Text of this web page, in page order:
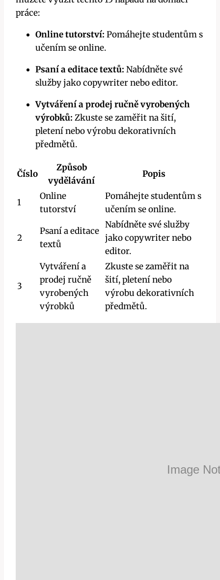
práce:
Online tutorství: Pomáhejte studentům s
učením se online.
Psaní a editace textů: Nabídněte své
služby jako copywriter nebo editor.
Vytváření a prodej ručně vyrobených
výrobků: Zkuste se zaměřit na šití,
pletení nebo výrobu dekorativních
předmětů.
Číslo
Způsob
vydělávání
Popis
1
Online
tutorství
Pomáhejte studentům s
učením se online.
2
Psaní a editace
textů
Nabídněte své služby
jako copywriter nebo
editor.
3
Vytváření a
prodej ručně
vyrobených
výrobků
Zkuste se zaměřit na
šití, pletení nebo
výrobu dekorativních
předmětů.